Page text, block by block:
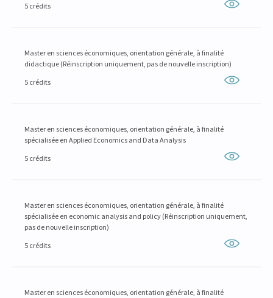
5 crédits
Master en sciences économiques, orientation générale, à finalité
didactique (Réinscription uniquement, pas de nouvelle inscription)
5 crédits
Master en sciences économiques, orientation générale, à finalité
spécialisée en Applied Economics and Data Analysis
5 crédits
Master en sciences économiques, orientation générale, à finalité
spécialisée en economic analysis and policy (Réinscription uniquement,
pas de nouvelle inscription)
5 crédits
Master en sciences économiques, orientation générale, à finalité